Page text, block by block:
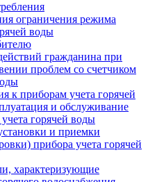
ограничения режима
воды
гражданина при
проблем со счетчиком
к приборам учета горячей
и обслуживание
горячей воды
и приемки
прибора учета горячей
характеризующие